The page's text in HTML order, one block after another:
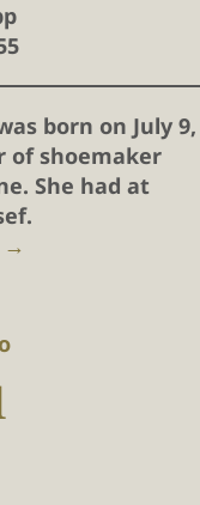
born on July 9,
of shoemaker
She had at
→